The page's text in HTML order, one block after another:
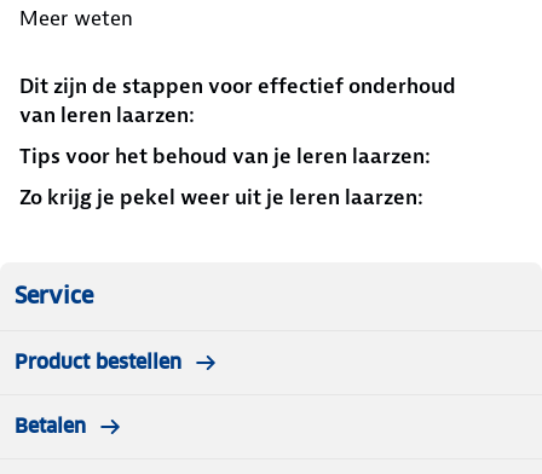
Meer weten
Dit zijn de stappen voor effectief onderhoud
van leren laarzen:
Tips voor het behoud van je leren laarzen:
Zo krijg je pekel weer uit je leren laarzen:
Service
Product bestellen
Betalen